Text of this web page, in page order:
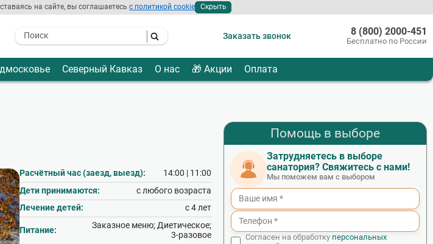
на сайте, вы соглашаетесьс политикой cookie Скрыть
- I agree to the processing of my
Заказать звонок 8 (800) 2000-451
Бесплатно по России
Северный Кавказ О нас 🎁 Акции Оплата
Расчётный час (заезд, выезд):
14:00 | 11:00
Дети принимаются:
с любого возраста
Лечение детей:
с 4 лет
Питание:
Заказное меню; Диетическое;
3‑разовое
Помощь в выборе
Затрудняетесь в выборе
санатория? Свяжитесь с нами!
Мы поможем вам с выбором
Согласен на обработку персональных